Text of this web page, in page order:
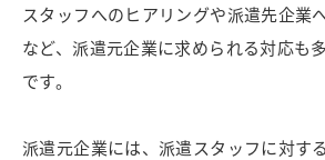
スタッフへのヒアリングや派遣先企業
など、派遣元企業に求められる対応も
です。
派遣元企業には、派遣スタッフに対す